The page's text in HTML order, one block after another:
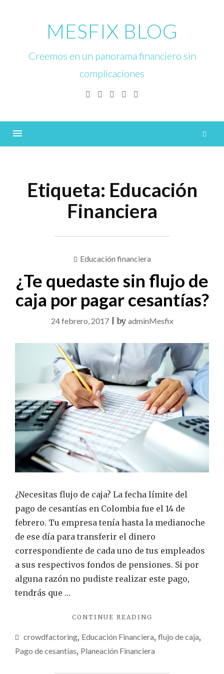
MESFIX BLOG
Creemos en un panorama financiero sin
complicaciones
Facebook
TwitterLinkedinInstagram
Etiqueta: Educación
Financiera
Educación financiera
¿Te quedaste sin flujo de
caja por pagar cesantías?
24 febrero, 2017|by adminMesfix
¿Necesitas flujo de caja? La fecha límite del
pago de cesantías en Colombia fue el 14 de
febrero. Tu empresa tenía hasta la medianoche
de ese día para transferir el dinero
correspondiente de cada uno de tus empleados
a sus respectivos fondos de pensiones. Si por
alguna razón no pudiste realizar este pago,
tendrás que …
CONTINUE READING
SIN
FLUJO
crowdfactoring, Educación Financiera, flujo de caja,
Pago de cesantías, Planeación Financiera